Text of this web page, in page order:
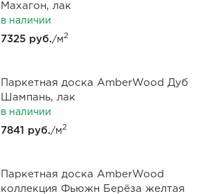
Махагон, лак
в наличии
7325 руб. /м2
Паркетная доска AmberWood Дуб
Шампань, лак
в наличии
7841 руб. /м2
Паркетная доска AmberWood
коллекция Фьюжн Берёза желтая